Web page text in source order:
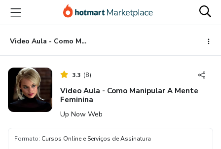
para
conteúdo
principal
para
pagamento
para
rodapé
Video Aula - Como Manipular A Mente Feminina
3.3 (8)
Video Aula - Como Manipular A Mente
Feminina
Up Now Web
Formato: Cursos Online e Serviços de Assinatura